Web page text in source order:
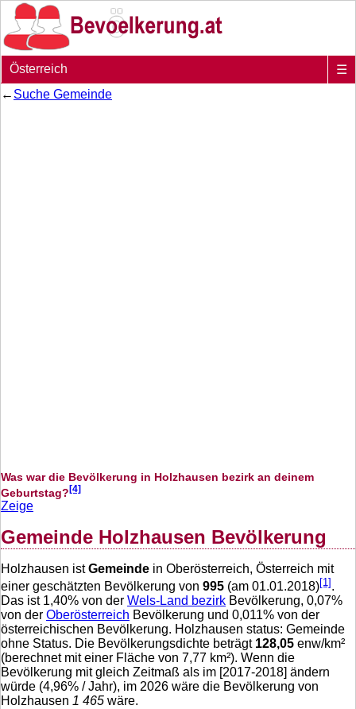
Österreich
☰
← Suche Gemeinde
Was war die Bevölkerung in Holzhausen bezirk an deinem
Geburtstag?[4]
Zeige
Gemeinde Holzhausen Bevölkerung
Holzhausen istGemeinde in Oberösterreich, Österreich mit
einer geschätzten Bevölkerung von 995 (am 01.01.2018)[1] .
Das ist 1,40% von der Wels-Land bezirk Bevölkerung, 0,07%
von der Oberösterreich Bevölkerung und 0,011% von der
österreichischen Bevölkerung. Holzhausen status: Gemeinde
ohne Status. Die Bevölkerungsdichte beträgt 128,05 enw/km²
(berechnet mit einer Fläche von 7,77 km²). Wenn die
Bevölkerung mit gleich Zeitmaß als im [2017-2018] ändern
würde (4,96% / Jahr), im 2026 wäre die Bevölkerung von
Holzhausen 1 465 wäre.